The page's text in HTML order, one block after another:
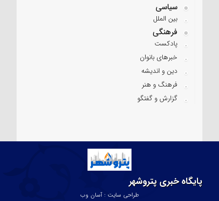
سیاسی
بین الملل
فرهنگی
پادکست
خبرهای بانوان
دین و اندیشه
فرهنگ و هنر
گزارش و گفتگو
پایگاه خبری پتروشهر
طراحی سایت : آسان وب